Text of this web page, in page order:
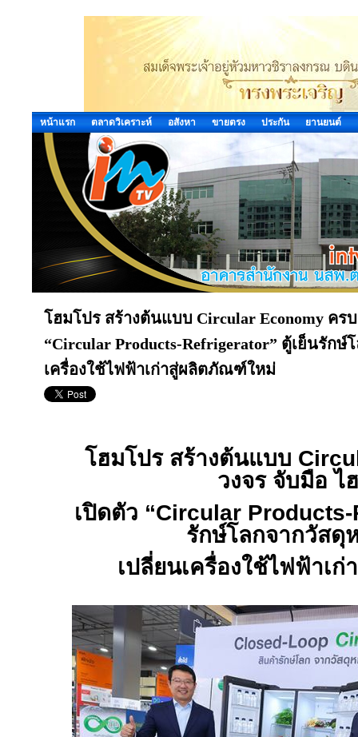
หน้าแรก ตลาดวิเคราะห์ อสังหา ขายตรง ประกัน ยานยนต์
โฮมโปร สร้างต้นแบบ Circular Economy คร
“Circular Products-Refrigerator” ตู้เย็นรัก
เครื่องใช้ไฟฟ้าเก่าสู่ผลิตภัณฑ์ใหม่
โฮมโปร สร้างต้นแบบ
วงจร จับมือ ไ
เปิดตัว “Circular
รักษ์โลกจากวัสดุ
เปลี่ยนเครื่องใช้ไฟฟ้าเ